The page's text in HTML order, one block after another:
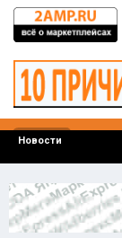
Новости